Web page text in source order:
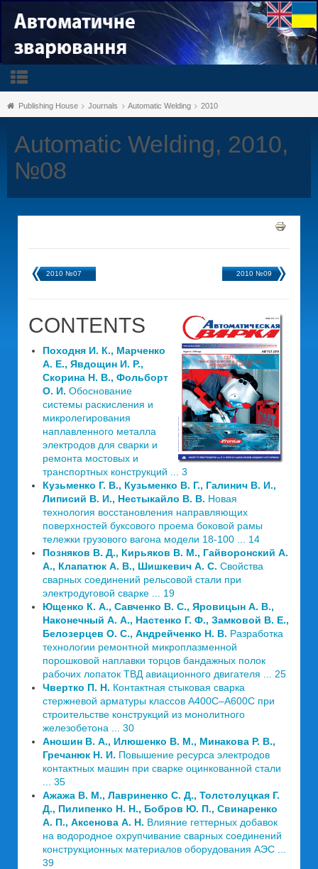
Publishing House Journals Automatic Welding 2010
Automatic Welding, 2010,
№08
2010 №07 2010 №09
CONTENTS
Походня И. К., Марченко
А. Е., Явдощин И. Р.,
Скорина Н. В., Фольборт
О. И. Обоснование
системы раскисления и
микролегирования
наплавленного металла
электродов для сварки и
ремонта мостовых и
транспортных конструкций ... 3
Кузьменко Г. В., Кузьменко В. Г., Галинич В. И.,
Липисий В. И., Нестыкайло В. В. Новая
технология восстановления направляющих
поверхностей буксового проема боковой рамы
тележки грузового вагона модели 18-100 ... 14
Позняков В. Д., Кирьяков В. М., Гайворонский А.
А., Клапатюк А. В., Шишкевич А. С. Свойства
сварных соединений рельсовой стали при
электродуговой сварке ... 19
Ющенко К. А., Савченко В. С., Яровицын А. В.,
Наконечный А. А., Настенко Г. Ф., Замковой В. Е.,
Белозерцев О. С., Андрейченко Н. В. Разработка
технологии ремонтной микроплазменной
порошковой наплавки торцов бандажных полок
рабочих лопаток ТВД авиационного двигателя ... 25
Чвертко П. Н. Контактная стыковая сварка
стержневой арматуры классов А400С–А600С при
строительстве конструкций из монолитного
железобетона ... 30
Аношин В. А., Илюшенко В. М., Минакова Р. В.,
Гречанюк Н. И. Повышение ресурса электродов
контактных машин при сварке оцинкованной стали
... 35
Ажажа В. М., Лавриненко С. Д., Толстолуцкая Г.
Д., Пилипенко Н. Н., Бобров Ю. П., Свинаренко
А. П., Аксенова А. Н. Влияние геттерных добавок
на водородное охрупчивание сварных соединений
конструкционных материалов оборудования АЭС ...
39